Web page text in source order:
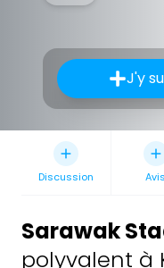
J'y
Discussion Avis
Sarawak
polyvalent à